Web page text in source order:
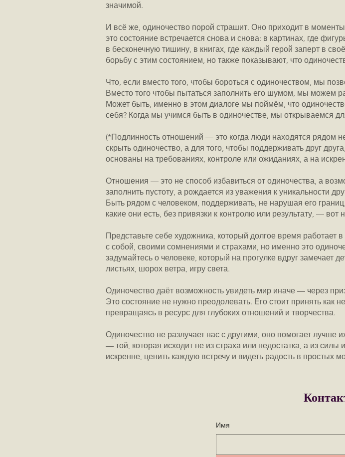
значимой.
И всё же, одиночество порой страшит. Оно приходит в
это состояние встречается снова и снова: в картинах, где
в бесконечную тишину, в книгах, где каждый герой заперт в
борьбу с этим состоянием, но также показывают, что
Что, если вместо того, чтобы бороться с одиночеством, мы
Вместо того чтобы пытаться заполнить его шумом, мы можем
Может быть, именно в этом диалоге мы поймём, что
себя? Когда мы учимся быть в одиночестве, мы открываемся
(*Подлинность отношений — это когда люди находятся рядом
скрыть одиночество, а для того, чтобы поддерживать друг
основаны на требованиях, контроле или ожиданиях, а на
Отношения — это не способ избавиться от одиночества, а
заполнить пустоту, а рождается из уважения к уникальности
Быть рядом с человеком, поддерживать, не нарушая его
какие они есть, без привязки к контролю или результату, — вот
Представьте себе художника, который долгое время работает
с собой, своими сомнениями и страхами, но именно это
задумайтесь о человеке, который на прогулке вдруг
листьях, шорох ветра, игру света.
Одиночество даёт возможность увидеть мир иначе — через
Это состояние не нужно преодолевать. Его стоит принять как
превращаясь в ресурс для глубоких отношений и творчества.
Одиночество не разлучает нас с другими, оно помогает лучше
— той, которая исходит не из страха или недостатка, а из
искренне, ценить каждую встречу и видеть радость в простых
Имя